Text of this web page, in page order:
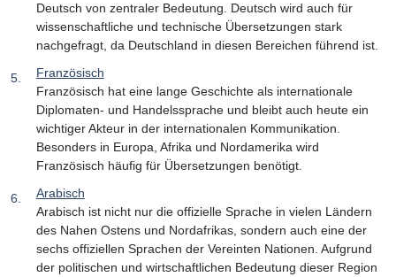
Deutsch von zentraler Bedeutung. Deutsch wird auch für
wissenschaftliche und technische Übersetzungen stark
nachgefragt, da Deutschland in diesen Bereichen führend ist.
Französisch
Französisch hat eine lange Geschichte als internationale
Diplomaten- und Handelssprache und bleibt auch heute ein
wichtiger Akteur in der internationalen Kommunikation.
Besonders in Europa, Afrika und Nordamerika wird
Französisch häufig für Übersetzungen benötigt.
Arabisch
Arabisch ist nicht nur die offizielle Sprache in vielen Ländern
des Nahen Ostens und Nordafrikas, sondern auch eine der
sechs offiziellen Sprachen der Vereinten Nationen. Aufgrund
der politischen und wirtschaftlichen Bedeutung dieser Region